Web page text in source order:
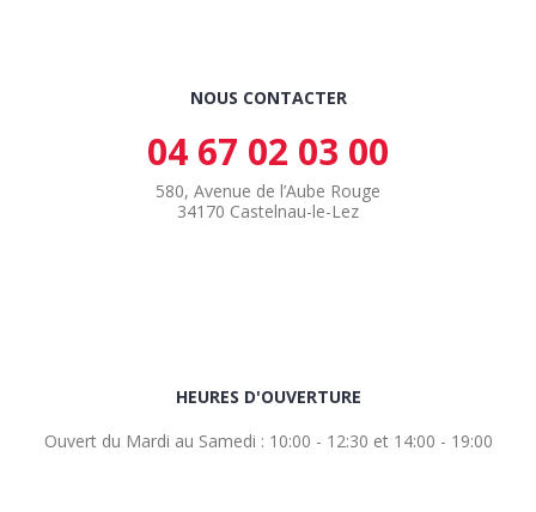
NOUS CONTACTER
04 67 02 03 00
580, Avenue de l’Aube Rouge
34170 Castelnau-le-Lez
HEURES D'OUVERTURE
Ouvert du Mardi au Samedi : 10:00 - 12:30 et 14:00 - 19:00